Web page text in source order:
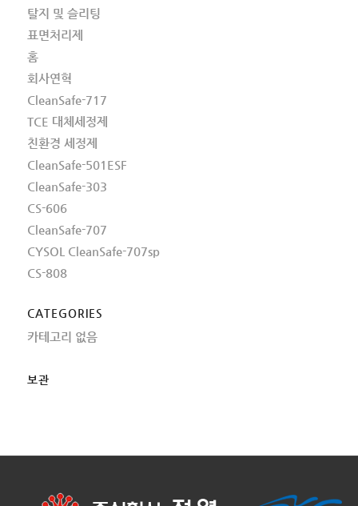
탈지 및 슬리팅
표면처리제
홈
회사연혁
CleanSafe-717
TCE 대체세정제
친환경 세정제
CleanSafe-501ESF
CleanSafe-303
CS-606
CleanSafe-707
CYSOL CleanSafe-707sp
CS-808
CATEGORIES
카테고리 없음
보관